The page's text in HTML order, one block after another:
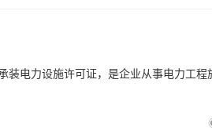
装电力设施许可证，是企业从事电力工程